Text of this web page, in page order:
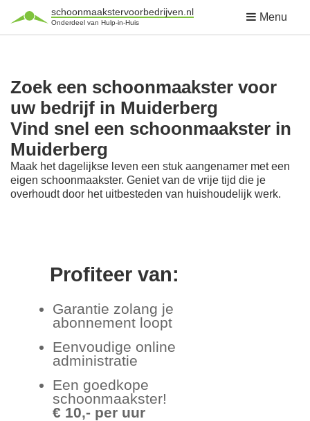
schoonmaakstervoorbedrijven.nl
Onderdeel van Hulp-in-Huis Menu
Zoek een schoonmaakster voor
uw bedrijf in Muiderberg
Vind snel een schoonmaakster in
Muiderberg
Maak het dagelijkse leven een stuk aangenamer met een
eigen schoonmaakster. Geniet van de vrije tijd die je
overhoudt door het uitbesteden van huishoudelijk werk.
Profiteer van:
Garantie zolang je
abonnement loopt
Eenvoudige online
administratie
Een goedkope
schoonmaakster!
€ 10,- per uur